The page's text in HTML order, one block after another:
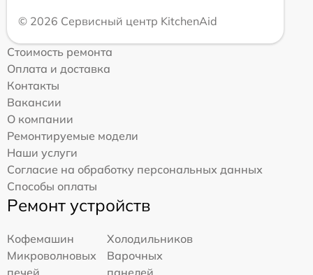
© 2026 Сервисный центр KitchenAid
Стоимость ремонта
Оплата и доставка
Контакты
Вакансии
О компании
Ремонтируемые модели
Наши услуги
Согласие на обработку персональных данных
Способы оплаты
Ремонт устройств
Кофемашин
Холодильников
Микроволновых
печей
Варочных
панелей